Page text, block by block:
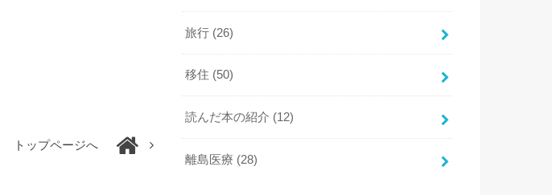
トップページへ
旅行 (26)
移住 (50)
読んだ本の紹介 (12)
離島医療 (28)